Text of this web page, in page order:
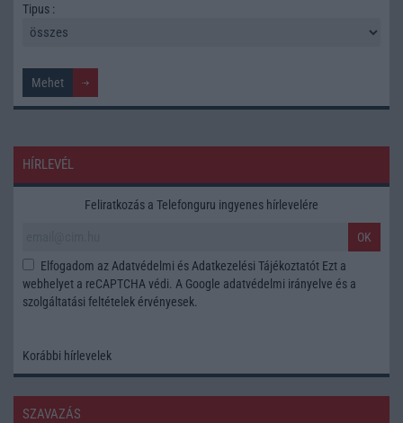
Tipus :
HÍRLEVÉL
Feliratkozás a Telefonguru ingyenes hírlevelére
OK
Elfogadom az Adatvédelmi és Adatkezelési Tájékoztatót Ezt a
webhelyet a reCAPTCHA védi. A Google adatvédelmi irányelve és a
szolgáltatási feltételek érvényesek.
Korábbi hírlevelek
SZAVAZÁS